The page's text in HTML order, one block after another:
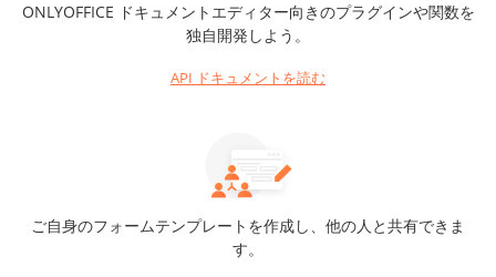
ONLYOFFICE ドキュメントエディター向きのプラグインや関数を
独自開発しよう。
API ドキュメントを読む
ご自身のフォームテンプレートを作成し、他の人と共有できま
す。